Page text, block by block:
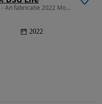
1968 cm3 • 150 CP • Volkswagen Golf 8 - An fabricatie 2022 Motor 2.0 TDI, 150 CP - Euro 6
2022